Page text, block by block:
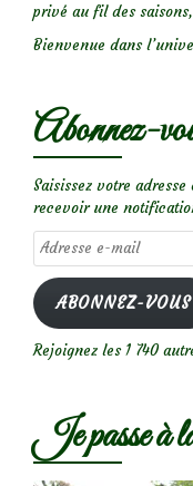
privé au fil des
Bienvenue dans
Abonnez-
Saisissez votre
recevoir une
Adresse
e-
mail
ABONNEZ-VOUS
Rejoignez les 1 740
Je passe à